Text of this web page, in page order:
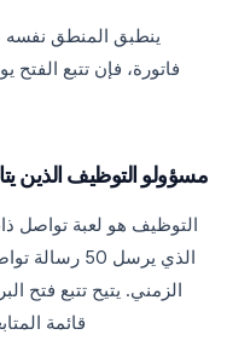
ينطبق المنطق نفسه
فاتورة، فإن تتبع
مسؤولو التوظيف الذين
التوظيف هو لعبة تواصل
الذي يرسل
الزمني. يتيح تتبع فتح
قائمة